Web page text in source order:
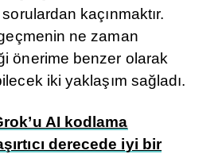
kaçınmaktır.
ne zaman
önerime benzer olarak
iki yaklaşım sağladı.
AI kodlama
derecede iyi bir